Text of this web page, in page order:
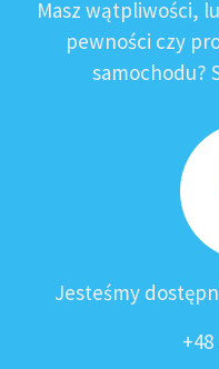
Masz wątpliwości,
pewności czy
samochodu?
Jesteśmy
+48